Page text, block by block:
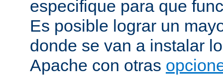
especifique para que
Es posible lograr un
donde se van a instalar
Apache con otras